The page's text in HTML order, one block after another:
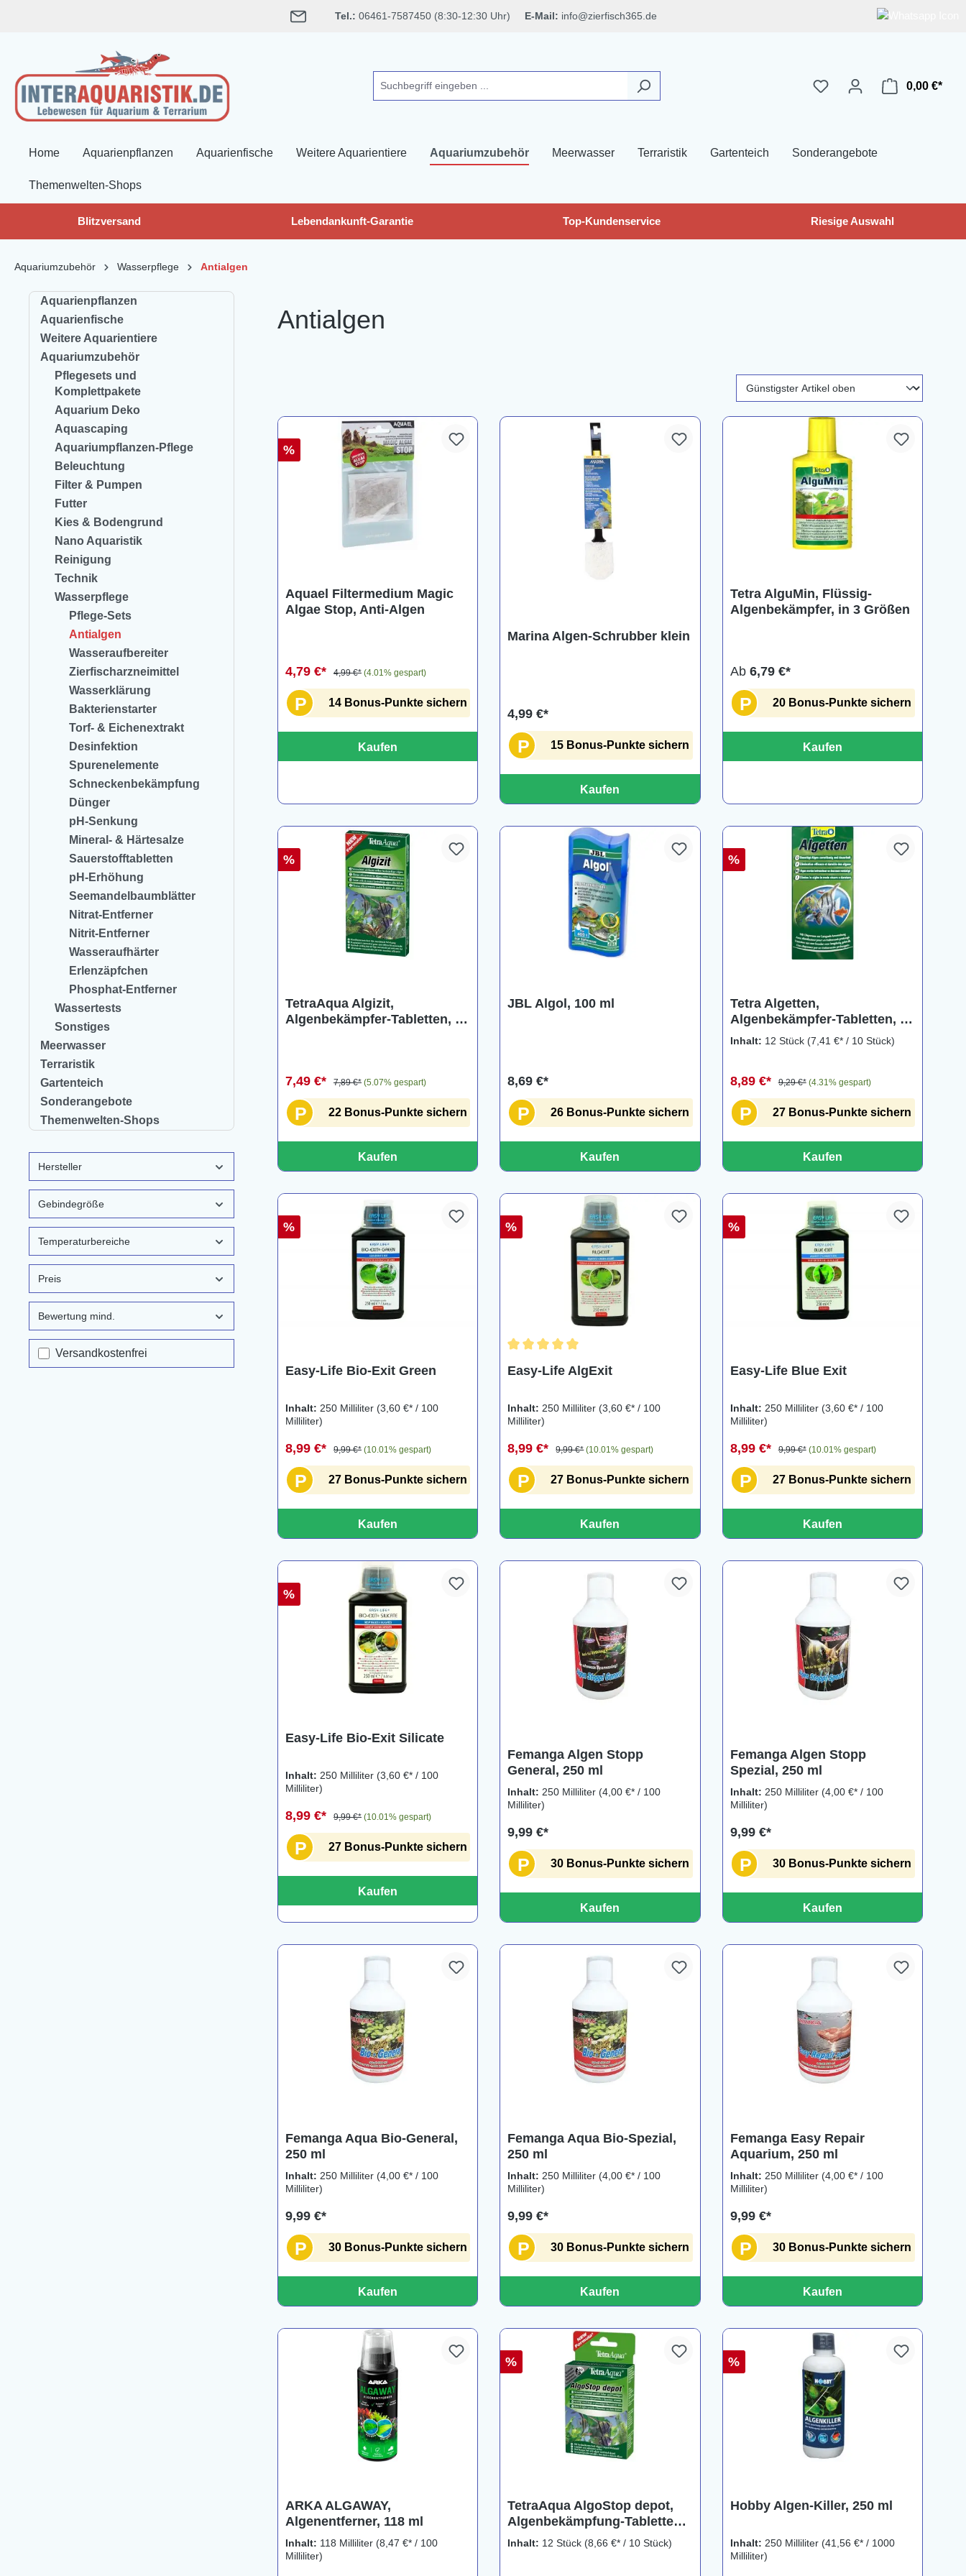
Tel.: 06461-7587450 (8:30-12:30 Uhr) E-Mail: info@zierfisch365.de
0,00 €*
Home Aquarienpflanzen Aquarienfische Weitere Aquarientiere Aquariumzubehör Meerwasser Terraristik Gartenteich Sonderangebote
Themenwelten-Shops
Blitzversand Lebendankunft-Garantie Top-Kundenservice Riesige Auswahl
Aquariumzubehör Wasserpflege Antialgen
Aquarienpflanzen
Aquarienfische
Weitere Aquarientiere
Aquariumzubehör
Pflegesets und
Komplettpakete
Aquarium Deko
Aquascaping
Aquariumpflanzen-Pflege
Beleuchtung
Filter & Pumpen
Futter
Kies & Bodengrund
Nano Aquaristik
Reinigung
Technik
Wasserpflege
Pflege-Sets
Antialgen
Wasseraufbereiter
Zierfischarzneimittel
Wasserklärung
Bakterienstarter
Torf- & Eichenextrakt
Desinfektion
Spurenelemente
Schneckenbekämpfung
Dünger
pH-Senkung
Mineral- & Härtesalze
Sauerstofftabletten
pH-Erhöhung
Seemandelbaumblätter
Nitrat-Entferner
Nitrit-Entferner
Wasseraufhärter
Erlenzäpfchen
Phosphat-Entferner
Wassertests
Sonstiges
Meerwasser
Terraristik
Gartenteich
Sonderangebote
Themenwelten-Shops
Hersteller
Gebindegröße
Temperaturbereiche
Preis
Bewertung mind.
Filter hinzufügen: Versandkostenfrei
Versandkostenfrei
Antialgen
%
Aquael Filtermedium Magic
Algae Stop, Anti-Algen
4,79 €* 4,99 €* (4.01% gespart)
P 14 Bonus-Punkte sichern
Kaufen
Marina Algen-Schrubber klein
4,99 €*
P 15 Bonus-Punkte sichern
Kaufen
Tetra AlguMin, Flüssig-
Algenbekämpfer, in 3 Größen
Ab 6,79 €*
P 20 Bonus-Punkte sichern
Kaufen
%
TetraAqua Algizit,
Algenbekämpfer-Tabletten, 10
7,49 €* 7,89 €* (5.07% gespart)
P 22 Bonus-Punkte sichern
Kaufen
JBL Algol, 100 ml
8,69 €*
P 26 Bonus-Punkte sichern
Kaufen
%
Tetra Algetten,
Algenbekämpfer-Tabletten, 12
Tabletten
Inhalt: 12 Stück (7,41 €* / 10 Stück)
8,89 €* 9,29 €* (4.31% gespart)
P 27 Bonus-Punkte sichern
Kaufen
%
Easy-Life Bio-Exit Green
Inhalt: 250 Milliliter (3,60 €* / 100
Milliliter)
8,99 €* 9,99 €* (10.01% gespart)
P 27 Bonus-Punkte sichern
Kaufen
%
Easy-Life AlgExit
Inhalt: 250 Milliliter (3,60 €* / 100
Milliliter)
8,99 €* 9,99 €* (10.01% gespart)
P 27 Bonus-Punkte sichern
Kaufen
%
Easy-Life Blue Exit
Inhalt: 250 Milliliter (3,60 €* / 100
Milliliter)
8,99 €* 9,99 €* (10.01% gespart)
P 27 Bonus-Punkte sichern
Kaufen
%
Easy-Life Bio-Exit Silicate
Inhalt: 250 Milliliter (3,60 €* / 100
Milliliter)
8,99 €* 9,99 €* (10.01% gespart)
P 27 Bonus-Punkte sichern
Kaufen
Femanga Algen Stopp
General, 250 ml
Inhalt: 250 Milliliter (4,00 €* / 100
Milliliter)
9,99 €*
P 30 Bonus-Punkte sichern
Kaufen
Femanga Algen Stopp
Spezial, 250 ml
Inhalt: 250 Milliliter (4,00 €* / 100
Milliliter)
9,99 €*
P 30 Bonus-Punkte sichern
Kaufen
Femanga Aqua Bio-General,
250 ml
Inhalt: 250 Milliliter (4,00 €* / 100
Milliliter)
9,99 €*
P 30 Bonus-Punkte sichern
Kaufen
Femanga Aqua Bio-Spezial,
250 ml
Inhalt: 250 Milliliter (4,00 €* / 100
Milliliter)
9,99 €*
P 30 Bonus-Punkte sichern
Kaufen
Femanga Easy Repair
Aquarium, 250 ml
Inhalt: 250 Milliliter (4,00 €* / 100
Milliliter)
9,99 €*
P 30 Bonus-Punkte sichern
Kaufen
ARKA ALGAWAY,
Algenentferner, 118 ml
Inhalt: 118 Milliliter (8,47 €* / 100
Milliliter)
%
TetraAqua AlgoStop depot,
Algenbekämpfung-Tabletten,
12 Stück
Inhalt: 12 Stück (8,66 €* / 10 Stück)
%
Hobby Algen-Killer, 250 ml
Inhalt: 250 Milliliter (41,56 €* / 1000
Milliliter)